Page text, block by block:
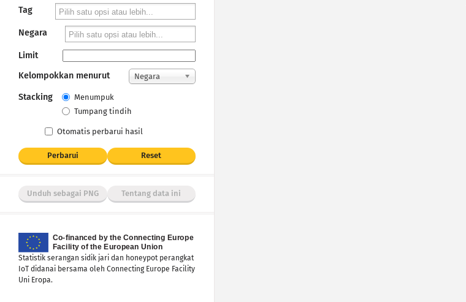
Tag
Negara
Limit
Kelompokkan menurut
Negara
Stacking
Menumpuk
Tumpang tindih
Otomatis perbarui hasil
Perbarui Reset
Unduh sebagai PNG Tentang data ini
Statistik serangan sidik jari dan honeypot perangkat
IoT didanai bersama oleh Connecting Europe Facility
Uni Eropa.